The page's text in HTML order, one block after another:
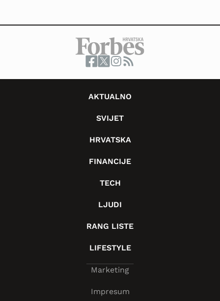
AKTUALNO
SVIJET
HRVATSKA
FINANCIJE
TECH
LJUDI
RANG LISTE
LIFESTYLE
Marketing
Impresum